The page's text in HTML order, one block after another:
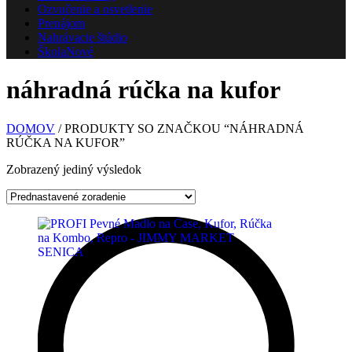
Ozvučenie a osvetlenie
Prenájom
Nahrávacie štúdio
ŠkolaNové
náhradná rúčka na kufor
DOMOV / PRODUKTY SO ZNAČKOU “NÁHRADNÁ
RÚČKA NA KUFOR”
Zobrazený jediný výsledok